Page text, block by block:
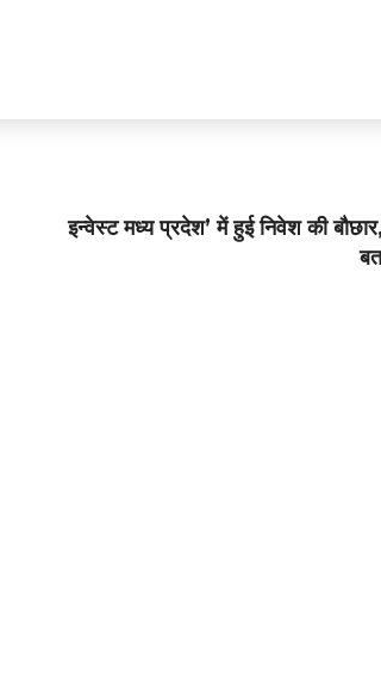
इन्वेस्ट मध्य प्रदेश’ में हुई निवेश की